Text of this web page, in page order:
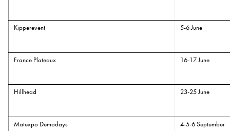
Kipperevent 5-6 June
France Plateaux 16-17 June
Hillhead 23-25 June
Matexpo Demodays 4-5-6 September